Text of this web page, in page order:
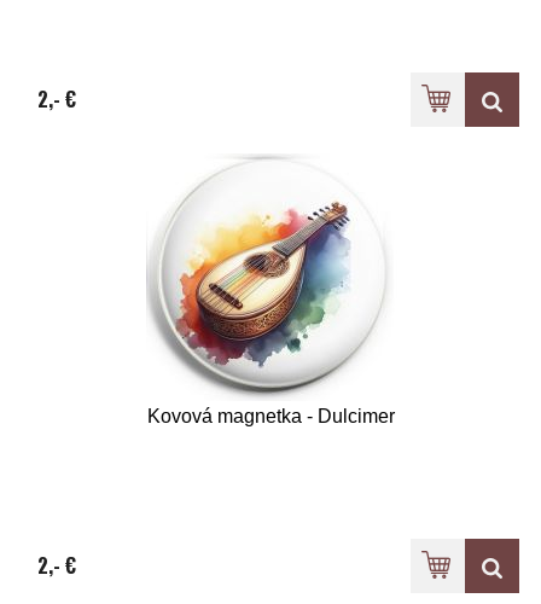
2,- €
Kovová magnetka - Dulcimer
2,- €